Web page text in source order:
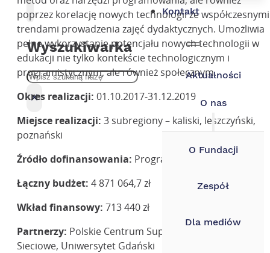
Kontakt
Aktualności
O nas
O Fundacji
Zespół
Dla mediów
Wyszukiwarka
Szukaj
×
poprzez korelację nowych technologii ze współczesnymi
trendami prowadzenia zajęć dydaktycznych. Umożliwia
pełne wykorzystanie potencjału nowych technologii w
edukacji nie tylko kontekście technologicznym i
programistycznym, ale również społecznym.
Okres realizacji: 01.10.2017-31.12.2019
Miejsce realizacji: 3 subregiony – kaliski, leszczyński,
poznański
Źródło dofinansowania: Program Polska Cyfrowa
Łączny budżet: 4 871 064,7 zł
Wkład finansowy: 713 440 zł
Partnerzy: Polskie Centrum Superkomputerowo-
Sieciowe, Uniwersytet Gdański